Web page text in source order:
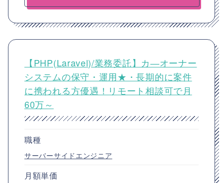
【PHP(Laravel)/業務委託】カ―オーナー
システムの保守・運用★・長期的に案件
に携われる方優遇！リモート相談可で月
60万～
職種
サーバーサイドエンジニア
月額単価